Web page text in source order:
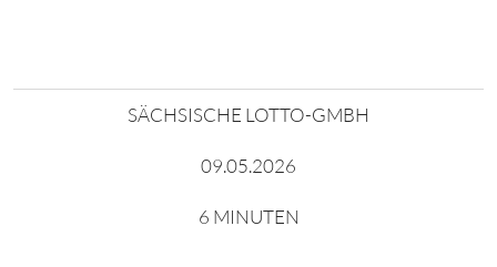
SÄCHSISCHE LOTTO-GMBH
09.05.2026
6 MINUTEN